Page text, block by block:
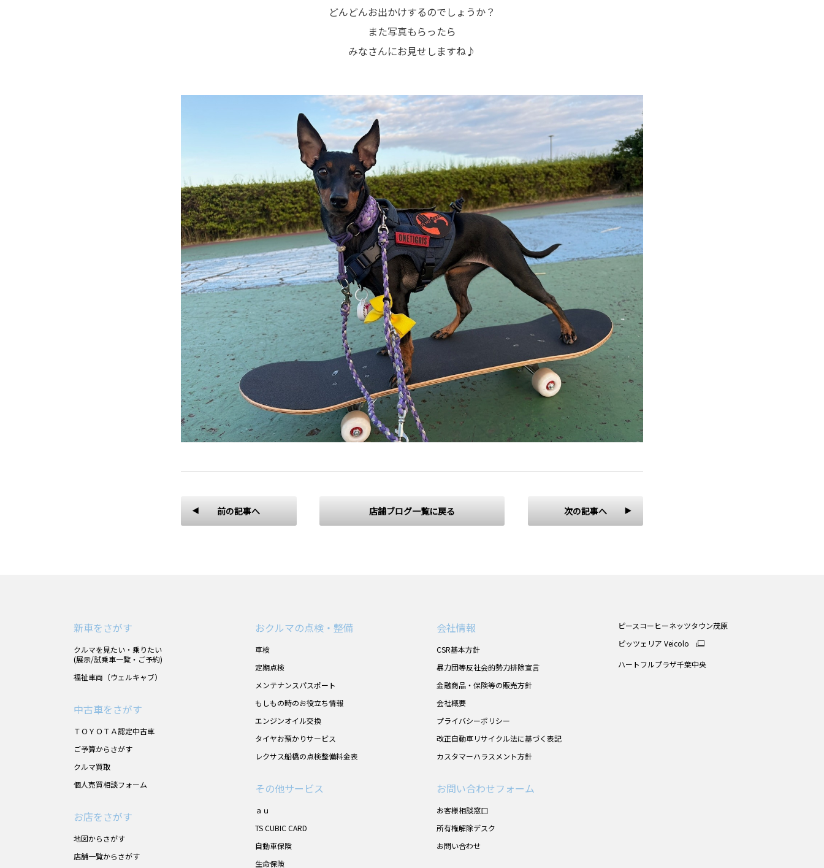
どんどんお出かけするのでしょうか？
また写真もらったら
みなさんにお見せしますね♪
前の記事へ 店舗ブログ一覧に戻る 次の記事へ
新車をさがす
クルマを見たい・乗りたい
(展示/試乗車一覧・ご予約)
福祉車両（ウェルキャブ）
中古車をさがす
ＴＯＹＯＴＡ認定中古車
ご予算からさがす
クルマ買取
個人売買相談フォーム
お店をさがす
地図からさがす
店舗一覧からさがす
おクルマの点検・整備
車検
定期点検
メンテナンスパスポート
もしもの時のお役立ち情報
エンジンオイル交換
タイヤお預かりサービス
レクサス船橋の点検整備料金表
その他サービス
ａｕ
TS CUBIC CARD
自動車保険
生命保険
会社情報
CSR基本方針
暴力団等反社会的勢力排除宣言
金融商品・保険等の販売方針
会社概要
プライバシーポリシー
改正自動車リサイクル法に基づく表記
カスタマーハラスメント方針
お問い合わせフォーム
お客様相談窓口
所有権解除デスク
お問い合わせ
ピースコーヒーネッツタウン茂原
ピッツェリア Veicolo
ハートフルプラザ千葉中央